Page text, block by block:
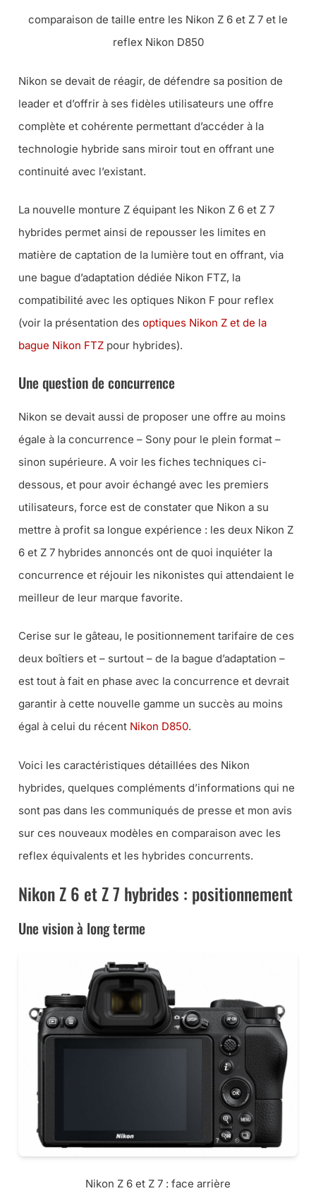
comparaison de taille entre les Nikon Z 6 et Z 7 et le
reflex Nikon D850
Nikon se devait de réagir, de défendre sa position de
leader et d’offrir à ses fidèles utilisateurs une offre
complète et cohérente permettant d’accéder à la
technologie hybride sans miroir tout en offrant une
continuité avec l’existant.
La nouvelle monture Z équipant les Nikon Z 6 et Z 7
hybrides permet ainsi de repousser les limites en
matière de captation de la lumière tout en offrant, via
une bague d’adaptation dédiée Nikon FTZ, la
compatibilité avec les optiques Nikon F pour reflex
(voir la présentation des optiques Nikon Z et de la
bague Nikon FTZ pour hybrides).
Une question de concurrence
Nikon se devait aussi de proposer une offre au moins
égale à la concurrence – Sony pour le plein format –
sinon supérieure. A voir les fiches techniques ci-
dessous, et pour avoir échangé avec les premiers
utilisateurs, force est de constater que Nikon a su
mettre à profit sa longue expérience : les deux Nikon Z
6 et Z 7 hybrides annoncés ont de quoi inquiéter la
concurrence et réjouir les nikonistes qui attendaient le
meilleur de leur marque favorite.
Cerise sur le gâteau, le positionnement tarifaire de ces
deux boîtiers et – surtout – de la bague d’adaptation –
est tout à fait en phase avec la concurrence et devrait
garantir à cette nouvelle gamme un succès au moins
égal à celui du récent Nikon D850.
Voici les caractéristiques détaillées des Nikon
hybrides, quelques compléments d’informations qui ne
sont pas dans les communiqués de presse et mon avis
sur ces nouveaux modèles en comparaison avec les
reflex équivalents et les hybrides concurrents.
Nikon Z 6 et Z 7 hybrides : positionnement
Une vision à long terme
Nikon Z 6 et Z 7 : face arrière